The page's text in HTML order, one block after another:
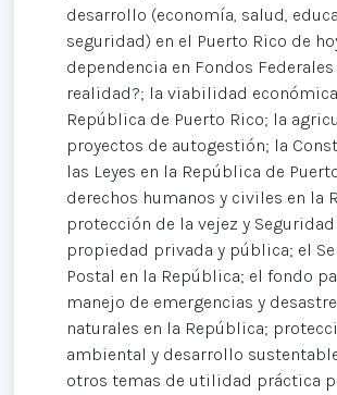
desarrollo (economía, salud,
seguridad) en el Puerto Rico de
dependencia en Fondos
realidad?; la viabilidad
República de Puerto Rico; la
proyectos de autogestión; la
las Leyes en la República de
derechos humanos y civiles en la
protección de la vejez y
propiedad privada y pública; el
Postal en la República; el fondo
manejo de emergencias y
naturales en la República;
ambiental y desarrollo
otros temas de utilidad práctica